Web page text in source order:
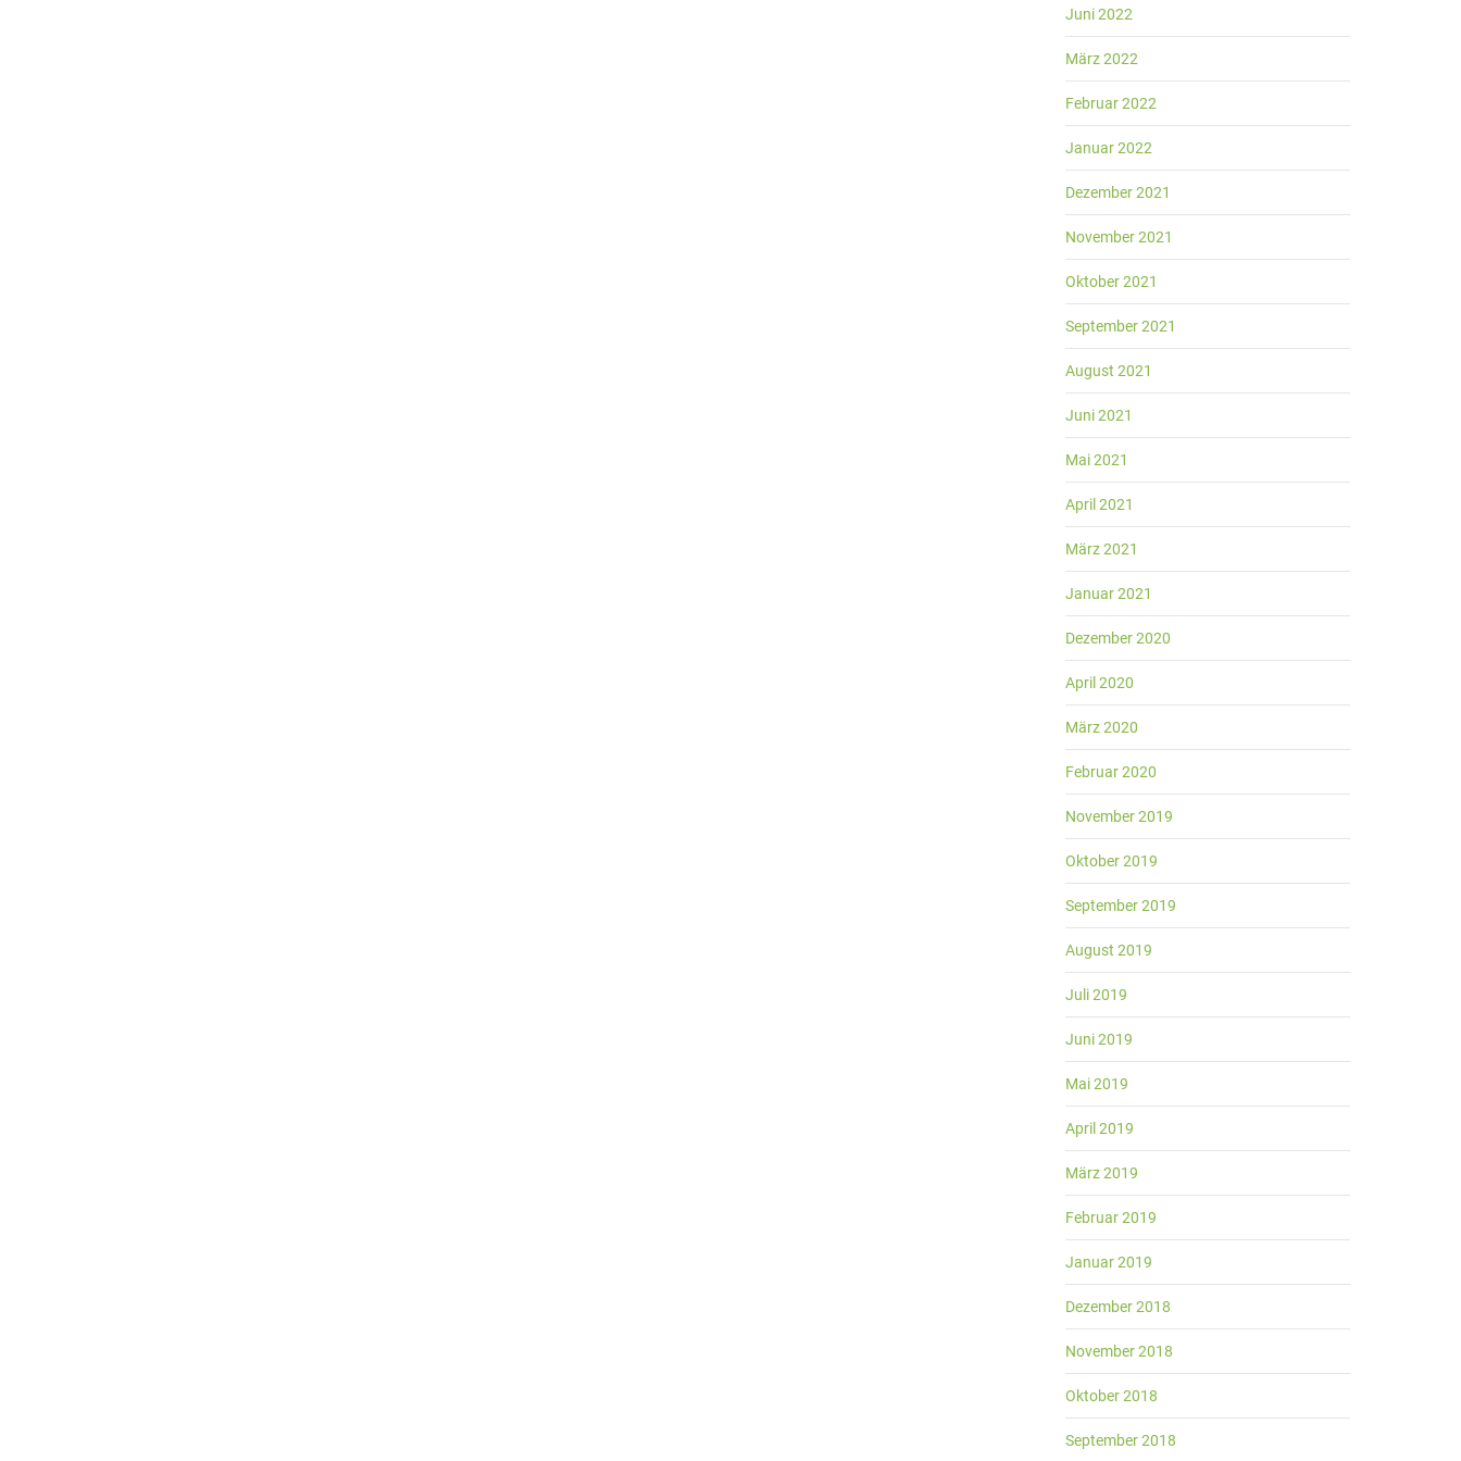
Juni 2022
März 2022
Februar 2022
Januar 2022
Dezember 2021
November 2021
Oktober 2021
September 2021
August 2021
Juni 2021
Mai 2021
April 2021
März 2021
Januar 2021
Dezember 2020
April 2020
März 2020
Februar 2020
November 2019
Oktober 2019
September 2019
August 2019
Juli 2019
Juni 2019
Mai 2019
April 2019
März 2019
Februar 2019
Januar 2019
Dezember 2018
November 2018
Oktober 2018
September 2018